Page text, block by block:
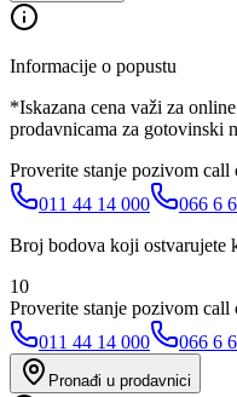
Informacije o popustu
*Iskazana cena važi za
prodavnicama za gotovinski
Proverite stanje pozivom call
011 44 14 000
066 6
Broj bodova koji ostvarujete
10
Proverite stanje pozivom call
011 44 14 000
066 6
Pronađi u prodavnici